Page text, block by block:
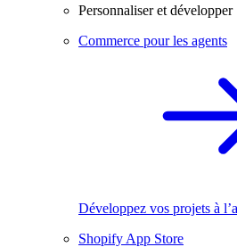
Personnaliser et
Commerce pour les agents
Développez vos projets à
Shopify App Store